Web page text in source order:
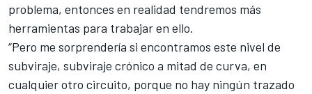
problema, entonces en realidad tendremos más
herramientas para trabajar en ello.
“Pero me sorprendería si encontramos este nivel de
subviraje, subviraje crónico a mitad de curva, en
cualquier otro circuito, porque no hay ningún trazado